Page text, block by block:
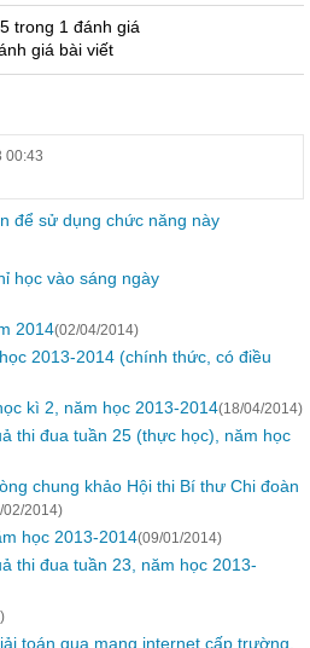
trong 1 đánh giá
giá bài viết
00:43
để sử dụng chức năng này
học vào sáng ngày
2014(02/04/2014)
2013-2014 (chính thức, có điều
kì 2, năm học 2013-2014(18/04/2014)
thi đua tuần 25 (thực học), năm học
chung khảo Hội thi Bí thư Chi đoàn
02/2014)
học 2013-2014(09/01/2014)
thi đua tuần 23, năm học 2013-
toán qua mạng internet cấp trường,